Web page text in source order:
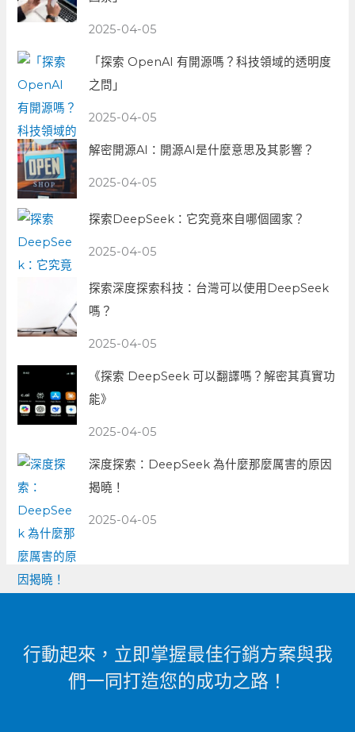
2025-04-05
「探索 OpenAI 有開源嗎？科技領域的透明度
之問」
2025-04-05
解密開源AI：開源AI是什麼意思及其影響？
2025-04-05
探索DeepSeek：它究竟來自哪個國家？
2025-04-05
探索深度探索科技：台灣可以使用DeepSeek
嗎？
2025-04-05
《探索 DeepSeek 可以翻譯嗎？解密其真實功
能》
2025-04-05
深度探索：DeepSeek 為什麼那麼厲害的原因
揭曉！
2025-04-05
行動起來，立即掌握最佳行銷方案與我
們一同打造您的成功之路！